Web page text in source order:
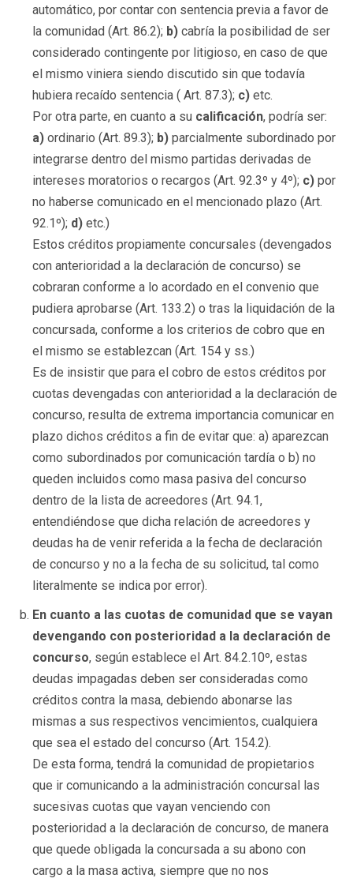
automático, por contar con sentencia previa a favor de
la comunidad (Art. 86.2); b) cabría la posibilidad de ser
considerado contingente por litigioso, en caso de que
el mismo viniera siendo discutido sin que todavía
hubiera recaído sentencia ( Art. 87.3); c) etc.
Por otra parte, en cuanto a su calificación, podría ser:
a) ordinario (Art. 89.3); b) parcialmente subordinado por
integrarse dentro del mismo partidas derivadas de
intereses moratorios o recargos (Art. 92.3º y 4º); c) por
no haberse comunicado en el mencionado plazo (Art.
92.1º); d) etc.)
Estos créditos propiamente concursales (devengados
con anterioridad a la declaración de concurso) se
cobraran conforme a lo acordado en el convenio que
pudiera aprobarse (Art. 133.2) o tras la liquidación de la
concursada, conforme a los criterios de cobro que en
el mismo se establezcan (Art. 154 y ss.)
Es de insistir que para el cobro de estos créditos por
cuotas devengadas con anterioridad a la declaración de
concurso, resulta de extrema importancia comunicar en
plazo dichos créditos a fin de evitar que: a) aparezcan
como subordinados por comunicación tardía o b) no
queden incluidos como masa pasiva del concurso
dentro de la lista de acreedores (Art. 94.1,
entendiéndose que dicha relación de acreedores y
deudas ha de venir referida a la fecha de declaración
de concurso y no a la fecha de su solicitud, tal como
literalmente se indica por error).
En cuanto a las cuotas de comunidad que se vayan
devengando con posterioridad a la declaración de
concurso, según establece el Art. 84.2.10º, estas
deudas impagadas deben ser consideradas como
créditos contra la masa, debiendo abonarse las
mismas a sus respectivos vencimientos, cualquiera
que sea el estado del concurso (Art. 154.2).
De esta forma, tendrá la comunidad de propietarios
que ir comunicando a la administración concursal las
sucesivas cuotas que vayan venciendo con
posterioridad a la declaración de concurso, de manera
que quede obligada la concursada a su abono con
cargo a la masa activa, siempre que no nos